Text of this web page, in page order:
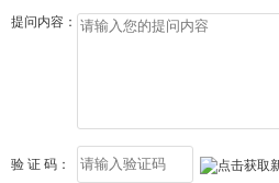
提问内容：
验 证 码：